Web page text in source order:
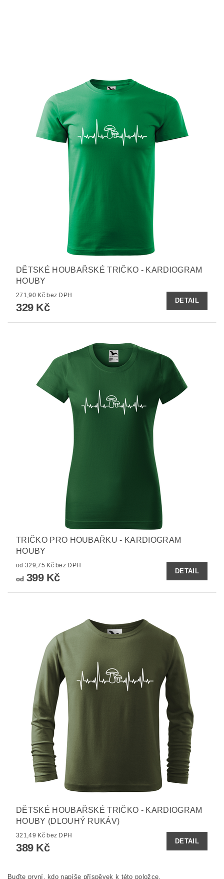
DĚTSKÉ HOUBAŘSKÉ TRIČKO - KARDIOGRAM
HOUBY
271,90 Kč bez DPH
329 Kč
DETAIL
TRIČKO PRO HOUBAŘKU - KARDIOGRAM
HOUBY
od 329,75 Kč bez DPH
od 399 Kč
DETAIL
DĚTSKÉ HOUBAŘSKÉ TRIČKO - KARDIOGRAM
HOUBY (DLOUHÝ RUKÁV)
321,49 Kč bez DPH
389 Kč
DETAIL
Buďte první, kdo napíše příspěvek k této položce.